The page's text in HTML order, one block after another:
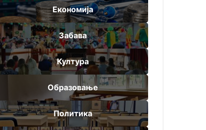
Економија
Забава
Култура
Образовање
Политика